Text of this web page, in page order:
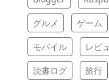
グルメ ゲーム
モバイル レビ
読書ログ 旅行